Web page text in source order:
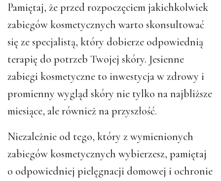
Pamiętaj, że przed rozpoczęciem jakichkolwiek
zabiegów kosmetycznych warto skonsultować
się ze specjalistą, który dobierze odpowiednią
terapię do potrzeb Twojej skóry. Jesienne
zabiegi kosmetyczne to inwestycja w zdrowy i
promienny wygląd skóry nie tylko na najbliższe
miesiące, ale również na przyszłość.
Niezależnie od tego, który z wymienionych
zabiegów kosmetycznych wybierzesz, pamiętaj
o odpowiedniej pielęgnacji domowej i ochronie